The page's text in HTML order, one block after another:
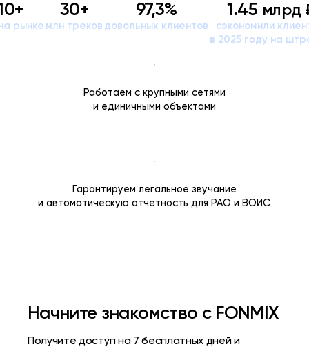
рынке
30+
млн треков
97,3%
довольных клиентов
1.45 млрд
сэкономили
в 2025 году на
Работаем с крупными сетями
и единичными объектами
Гарантируем легальное звучание
и автоматическую отчетность для РАО и ВОИС
Начните знакомство с FONMIX
Получите доступ на 7 бесплатных дней и